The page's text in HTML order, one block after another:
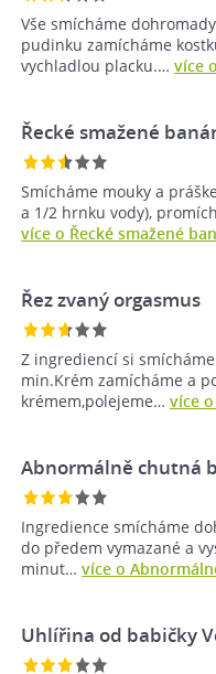
Vše smícháme
pudinku zamícháme
vychladlou placku.… více
Řecké smažené
Smícháme mouky a
a 1/2 hrnku vody),
více o Řecké smažené
Řez zvaný orgasmus
Z ingrediencí si
min.Krém zamícháme a
krémem,polejeme… více
Abnormálně chutná
Ingredience smícháme
do předem vymazané a
minut… více o
Uhlířina od babičky